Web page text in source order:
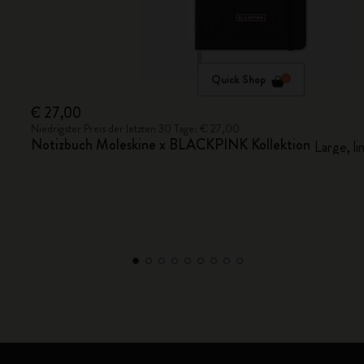
Quick Shop
€ 27,00
Notizbuch Moleskine x BLACKPINK Kollektion Large,